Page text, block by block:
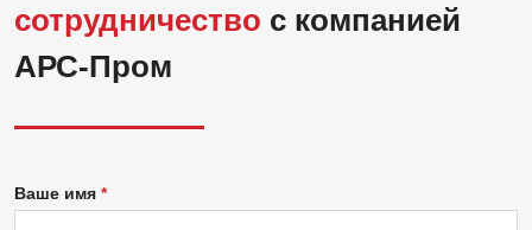
сотрудничество с компанией
АРС-Пром
Ваше имя